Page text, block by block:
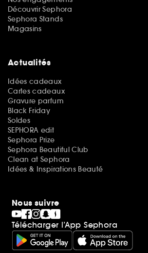
Découvrir Sephora
Sephora Stands
Magasins
Actualités
Idées cadeaux
Cartes cadeaux
Gravure parfum
Black Friday
Soldes
SEPHORA edit
Sephora Prize
Sephora Beautiful Club
Clean at Sephora
Idées & Inspirations Beauté
Nous suivre
Télécharger l’App Sephora